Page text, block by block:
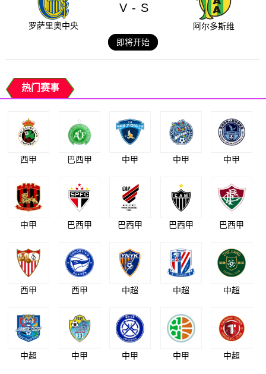
罗萨里奥中央
V - S
阿尔多斯维
即将开始
热门赛事
西甲 巴西甲 中甲 中甲 中甲
中甲 巴西甲 巴西甲 巴西甲 巴西甲
西甲 西甲 中超 中超 中超
中超 中甲 中甲 中甲 中超